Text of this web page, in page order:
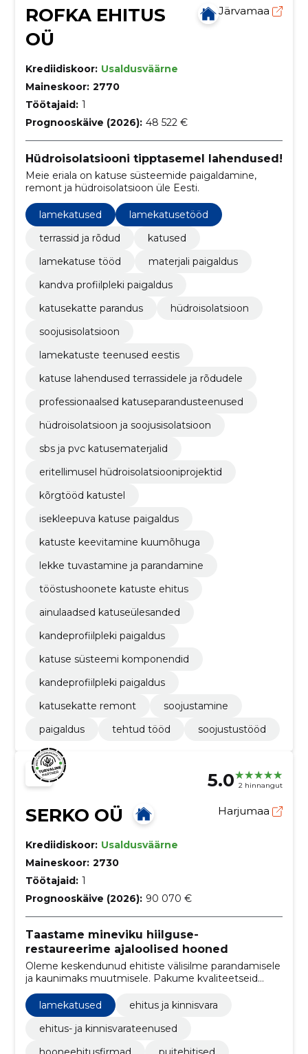
ROFKA EHITUS
OÜ
Järvamaa
Krediidiskoor: Usaldusväärne
Maineskoor: 2770
Töötajaid: 1
Prognooskäive (2026): 48 522 €
Hüdroisolatsiooni tipptasemel lahendused!
Meie eriala on katuse süsteemide paigaldamine,
remont ja hüdroisolatsioon üle Eesti.
lamekatused
lamekatusetööd
terrassid ja rõdud
katused
lamekatuse tööd
materjali paigaldus
kandva profiilpleki paigaldus
katusekatte parandus
hüdroisolatsioon
soojusisolatsioon
lamekatuste teenused eestis
katuse lahendused terrassidele ja rõdudele
professionaalsed katuseparandusteenused
hüdroisolatsioon ja soojusisolatsioon
sbs ja pvc katusematerjalid
eritellimusel hüdroisolatsiooniprojektid
kõrgtööd katustel
isekleepuva katuse paigaldus
katuste keevitamine kuumõhuga
lekke tuvastamine ja parandamine
tööstushoonete katuste ehitus
ainulaadsed katuseülesanded
kandeprofiilpleki paigaldus
katuse süsteemi komponendid
kandeprofiilpleki paigaldus
katusekatte remont
soojustamine
paigaldus
tehtud tööd soojustustööd
5.0 2 hinnangut
SERKO OÜ Harjumaa
Krediidiskoor: Usaldusväärne
Maineskoor: 2730
Töötajaid: 1
Prognooskäive (2026): 90 070 €
Taastame mineviku hiilguse-
restaureerime ajaloolised hooned
Oleme keskendunud ehitiste välisilme parandamisele
ja kaunimaks muutmisele. Pakume kvaliteetseid
ehitusteenuseid, et tagada hoone esteetiline ja
funktsionaalne taastamine ning klientide rahulolu.
lamekatused
ehitus ja kinnisvara
ehitus- ja kinnisvarateenused